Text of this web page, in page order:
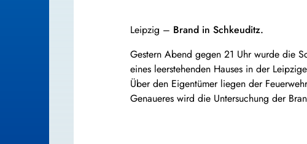
Leipzig – Brand in Schkeuditz.
Gestern Abend gegen 21 Uhr wurde die
eines leerstehenden Hauses in der
Über den Eigentümer liegen der
Genaueres wird die Untersuchung der